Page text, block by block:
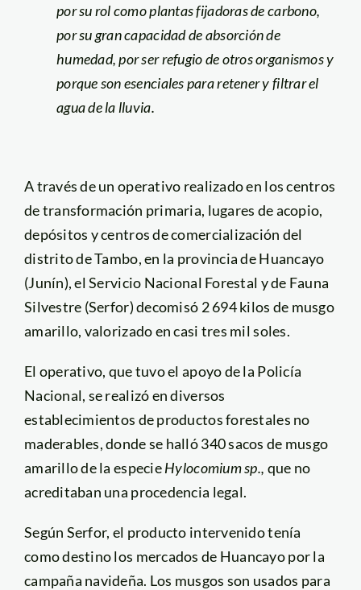
por su rol como plantas fijadoras de carbono,
por su gran capacidad de absorción de
humedad, por ser refugio de otros organismos y
porque son esenciales para retener y filtrar el
agua de la lluvia.
A través de un operativo realizado en los centros
de transformación primaria, lugares de acopio,
depósitos y centros de comercialización del
distrito de Tambo, en la provincia de Huancayo
(Junín), el Servicio Nacional Forestal y de Fauna
Silvestre (Serfor) decomisó 2 694 kilos de musgo
amarillo, valorizado en casi tres mil soles.
El operativo, que tuvo el apoyo de la Policía
Nacional, se realizó en diversos
establecimientos de productos forestales no
maderables, donde se halló 340 sacos de musgo
amarillo de la especieHylocomium sp., que no
acreditaban una procedencia legal.
Según Serfor, el producto intervenido tenía
como destino los mercados de Huancayo por la
campaña navideña. Los musgos son usados para